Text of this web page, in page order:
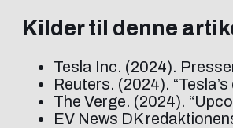
Kilder til denne
Tesla Inc. (2024).
Reuters. (2024).
The Verge. (2024).
EV News DK